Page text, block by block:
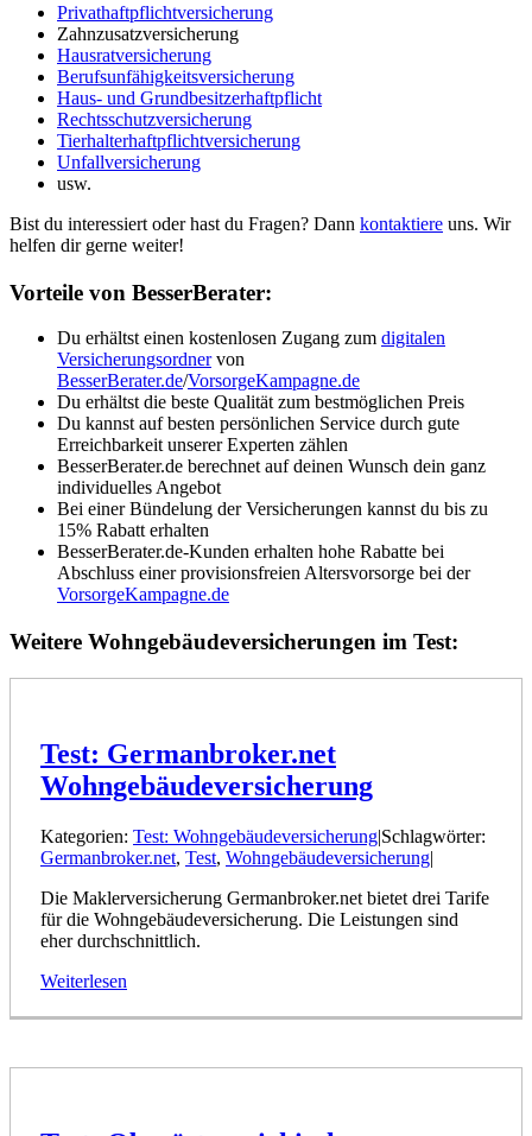
Privathaftpflichtversicherung
Zahnzusatzversicherung
Hausratversicherung
Berufsunfähigkeitsversicherung
Haus- und Grundbesitzerhaftpflicht
Rechtsschutzversicherung
Tierhalterhaftpflichtversicherung
Unfallversicherung
usw.
Bist du interessiert oder hast du Fragen? Dann kontaktiere uns. Wir
helfen dir gerne weiter!
Vorteile von BesserBerater:
Du erhältst einen kostenlosen Zugang zum digitalen
Versicherungsordnervon
BesserBerater.de/VorsorgeKampagne.de
Du erhältst die beste Qualität zum bestmöglichen Preis
Du kannst auf besten persönlichen Service durch gute
Erreichbarkeit unserer Experten zählen
BesserBerater.de berechnet auf deinen Wunsch dein ganz
individuelles Angebot
Bei einer Bündelung der Versicherungen kannst du bis zu
15% Rabatt erhalten
BesserBerater.de-Kunden erhalten hohe Rabatte bei
Abschluss einer provisionsfreien Altersvorsorge bei der
VorsorgeKampagne.de
Weitere Wohngebäudeversicherungen im Test:
Test: Germanbroker.net
Wohngebäudeversicherung
Kategorien: Test: Wohngebäudeversicherung|Schlagwörter:
Germanbroker.net, Test, Wohngebäudeversicherung|
Die Maklerversicherung Germanbroker.net bietet drei Tarife
für die Wohngebäudeversicherung. Die Leistungen sind
eher durchschnittlich.
Weiterlesen